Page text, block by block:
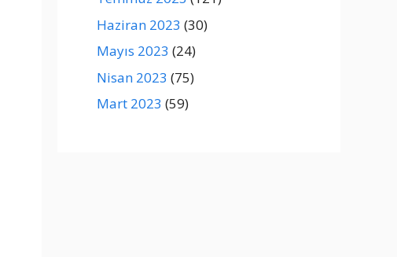
Haziran 2023 (30)
Mayıs 2023 (24)
Nisan 2023 (75)
Mart 2023 (59)